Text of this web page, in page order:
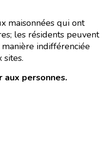
maisonnées qui ont
les résidents peuvent
indifférenciée
aux personnes.